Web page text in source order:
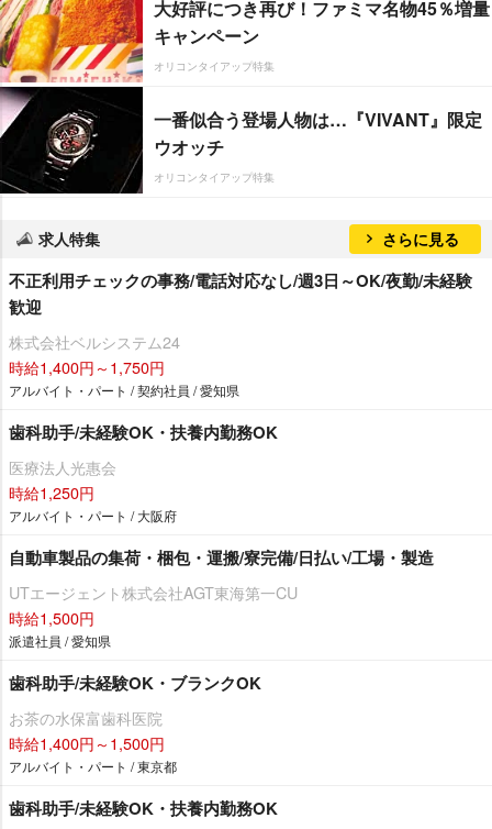
大好評につき再び！ファミマ名物45％増量
キャンペーン
オリコンタイアップ特集
一番似合う登場人物は…『VIVANT』限定
ウオッチ
オリコンタイアップ特集
求人特集 さらに見る
不正利用チェックの事務/電話対応なし/週3日～OK/夜勤/未経験
歓迎
株式会社ベルシステム24
時給1,400円～1,750円
アルバイト・パート / 契約社員 / 愛知県
歯科助手/未経験OK・扶養内勤務OK
医療法人光惠会
時給1,250円
アルバイト・パート / 大阪府
自動車製品の集荷・梱包・運搬/寮完備/日払い/工場・製造
UTエージェント株式会社AGT東海第一CU
時給1,500円
派遣社員 / 愛知県
歯科助手/未経験OK・ブランクOK
お茶の水保富歯科医院
時給1,400円～1,500円
アルバイト・パート / 東京都
歯科助手/未経験OK・扶養内勤務OK